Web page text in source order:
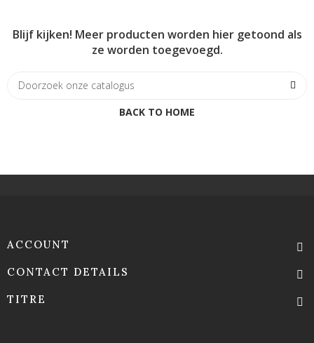
Blijf kijken! Meer producten worden hier getoond als
ze worden toegevoegd.
BACK TO HOME
ACCOUNT
CONTACT DETAILS
TITRE